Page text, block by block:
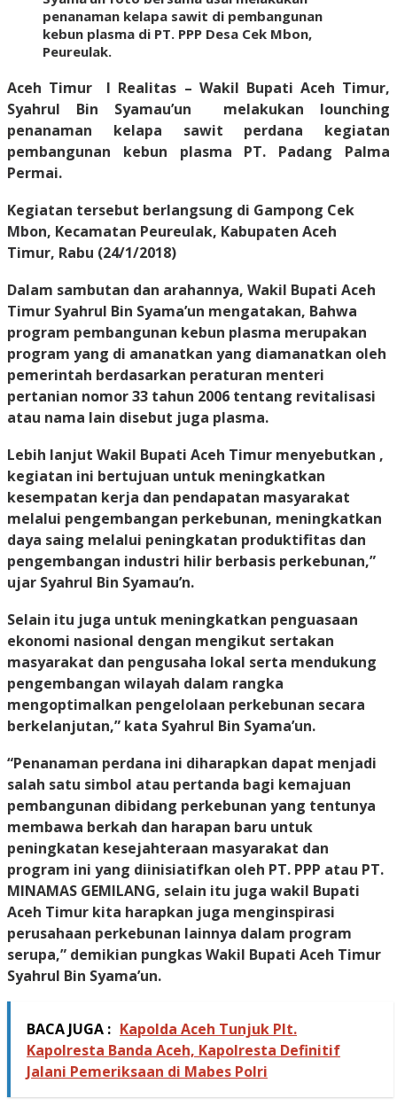
penanaman kelapa sawit di pembangunan
kebun plasma di PT. PPP Desa Cek Mbon,
Peureulak.
Aceh Timur I Realitas – Wakil Bupati Aceh Timur,
Syahrul Bin Syamau’un melakukan lounching
penanaman kelapa sawit perdana kegiatan
pembangunan kebun plasma PT. Padang Palma
Permai.
Kegiatan tersebut berlangsung di Gampong Cek
Mbon, Kecamatan Peureulak, Kabupaten Aceh
Timur, Rabu (24/1/2018)
Dalam sambutan dan arahannya, Wakil Bupati Aceh
Timur Syahrul Bin Syama’un mengatakan, Bahwa
program pembangunan kebun plasma merupakan
program yang di amanatkan yang diamanatkan oleh
pemerintah berdasarkan peraturan menteri
pertanian nomor 33 tahun 2006 tentang revitalisasi
atau nama lain disebut juga plasma.
Lebih lanjut Wakil Bupati Aceh Timur menyebutkan ,
kegiatan ini bertujuan untuk meningkatkan
kesempatan kerja dan pendapatan masyarakat
melalui pengembangan perkebunan, meningkatkan
daya saing melalui peningkatan produktifitas dan
pengembangan industri hilir berbasis perkebunan,”
ujar Syahrul Bin Syamau’n.
Selain itu juga untuk meningkatkan penguasaan
ekonomi nasional dengan mengikut sertakan
masyarakat dan pengusaha lokal serta mendukung
pengembangan wilayah dalam rangka
mengoptimalkan pengelolaan perkebunan secara
berkelanjutan,” kata Syahrul Bin Syama’un.
“Penanaman perdana ini diharapkan dapat menjadi
salah satu simbol atau pertanda bagi kemajuan
pembangunan dibidang perkebunan yang tentunya
membawa berkah dan harapan baru untuk
peningkatan kesejahteraan masyarakat dan
program ini yang diinisiatifkan oleh PT. PPP atau PT.
MINAMAS GEMILANG, selain itu juga wakil Bupati
Aceh Timur kita harapkan juga menginspirasi
perusahaan perkebunan lainnya dalam program
serupa,” demikian pungkas Wakil Bupati Aceh Timur
Syahrul Bin Syama’un.
BACA JUGA : Kapolda Aceh Tunjuk Plt.
Kapolresta Banda Aceh, Kapolresta Definitif
Jalani Pemeriksaan di Mabes Polri